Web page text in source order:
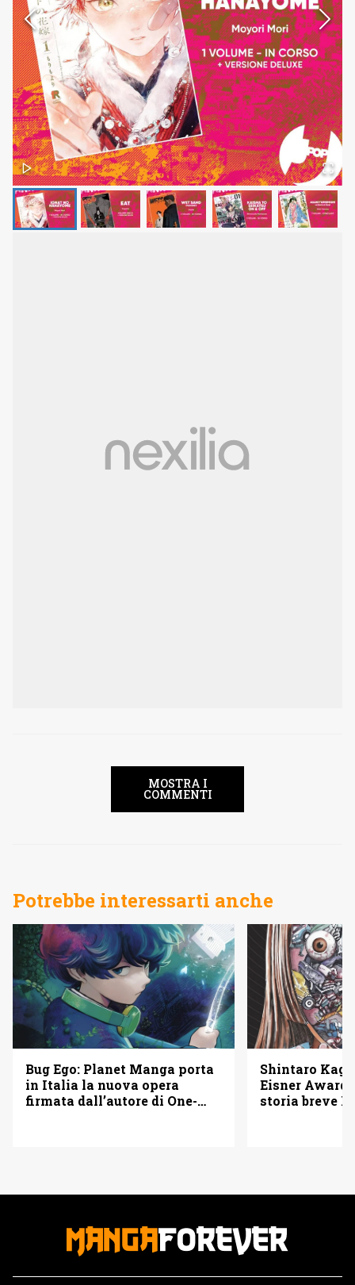
MOSTRA I
COMMENTI
Potrebbe interessarti anche
Bug Ego: Planet Manga porta
in Italia la nuova opera
firmata dall’autore di One-
Shintaro
Eisner
storia breve